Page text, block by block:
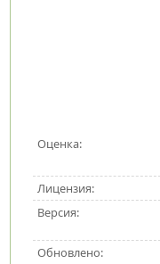
Оценка:
Лицензия:
Версия:
Обновлено: